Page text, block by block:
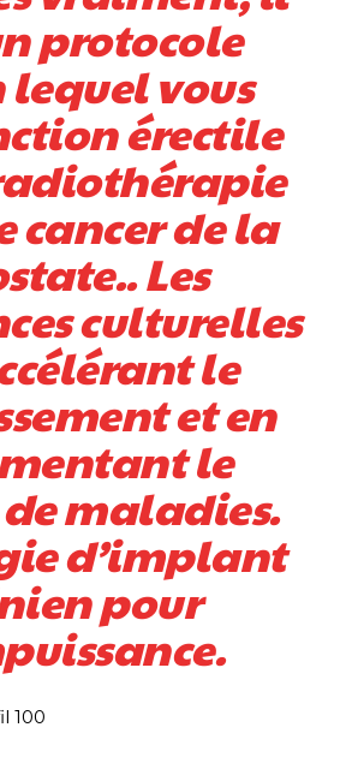
protocole
lequel vous
érectile
cancer de la
Les
culturelles
le
et en
le
maladies.
d’implant
pour
100